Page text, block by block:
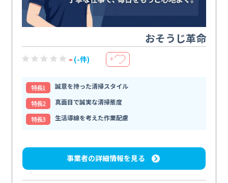
おそうじ革命
- (-件) ＋
特⻑1
誠意を持った清掃スタイル
特⻑2
真面目で誠実な清掃態度
特⻑3
生活導線を考えた作業配慮
事業者の詳細情報を見る